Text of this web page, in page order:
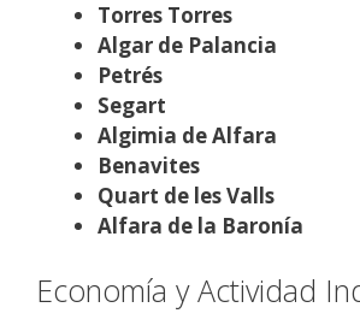
Torres Torres
Algar de Palancia
Petrés
Segart
Algimia de Alfara
Benavites
Quart de les Valls
Alfara de la Baronía
Economía y Actividad